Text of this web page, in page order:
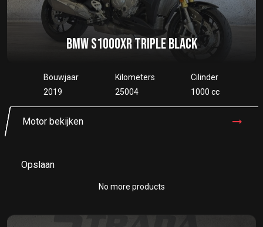
BMW S1000XR TRIPLE BLACK
Bouwjaar
2019
Kilometers
25004
Cilinder
1000 cc
Motor bekijken
Opslaan
No more products